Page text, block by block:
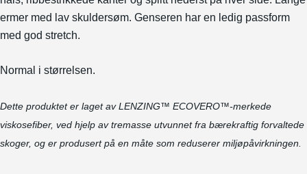
ermer med lav skuldersøm. Genseren har en ledig passform
med god stretch.
Normal i størrelsen.
Dette produktet er laget av LENZING™ ECOVERO™-merkede
viskosefiber, ved hjelp av tremasse utvunnet fra bærekraftig forvaltede
skoger, og er produsert på en måte som reduserer miljøpåvirkningen.